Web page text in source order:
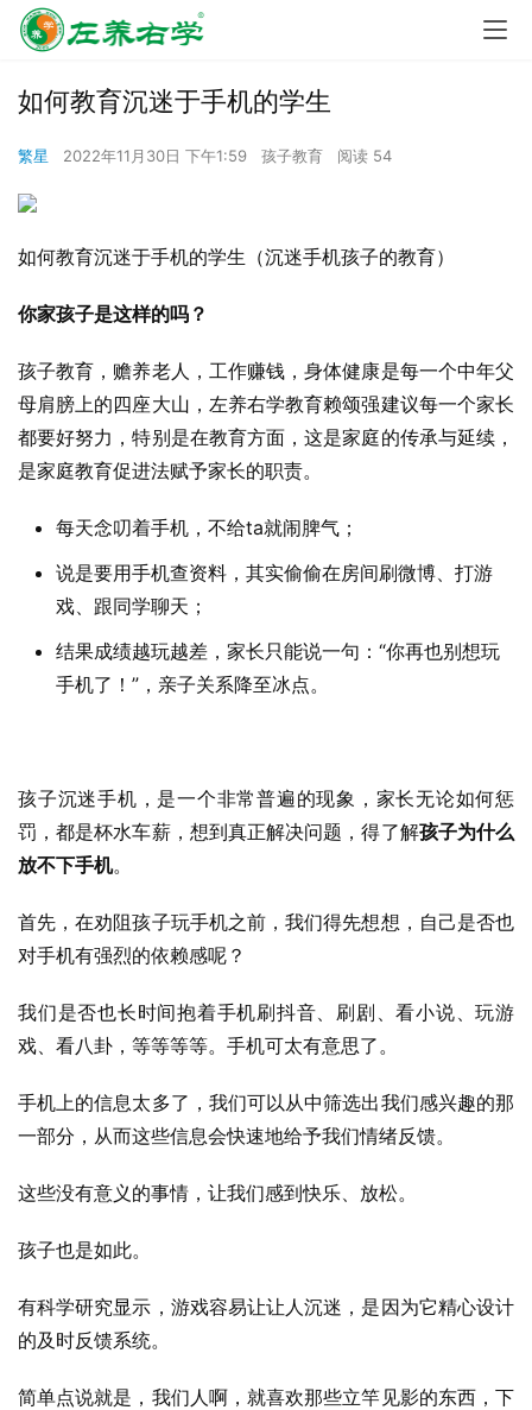
如何教育沉迷于手机的学生
繁星 2022年11月30日 下午1:59 孩子教育 阅读 54
如何教育沉迷于手机的学生（沉迷手机孩子的教育）
你家孩子是这样的吗？
孩子教育，赡养老人，工作赚钱，身体健康是每一个中年父
母肩膀上的四座大山，左养右学教育赖颂强建议每一个家长
都要好努力，特别是在教育方面，这是家庭的传承与延续，
是家庭教育促进法赋予家长的职责。
每天念叨着手机，不给ta就闹脾气；
说是要用手机查资料，其实偷偷在房间刷微博、打游
戏、跟同学聊天；
结果成绩越玩越差，家长只能说一句：“你再也别想玩
手机了！”，亲子关系降至冰点。
孩子沉迷手机，是一个非常普遍的现象，家长无论如何惩
罚，都是杯水车薪，想到真正解决问题，得了解孩子为什么
放不下手机。
首先，在劝阻孩子玩手机之前，我们得先想想，自己是否也
对手机有强烈的依赖感呢？
我们是否也长时间抱着手机刷抖音、刷剧、看小说、玩游
戏、看八卦，等等等等。手机可太有意思了。
手机上的信息太多了，我们可以从中筛选出我们感兴趣的那
一部分，从而这些信息会快速地给予我们情绪反馈。
这些没有意义的事情，让我们感到快乐、放松。
孩子也是如此。
有科学研究显示，游戏容易让让人沉迷，是因为它精心设计
的及时反馈系统。
简单点说就是，我们人啊，就喜欢那些立竿见影的东西，下